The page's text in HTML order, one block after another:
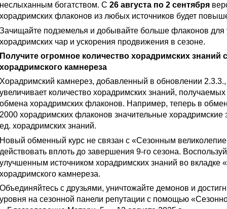
неслыханным богатством. С 26 августа по 2 сентября
хорадримских флаконов из любых источников будет
Зачищайте подземелья и добывайте больше флаконов для
хорадримских чар и ускорения продвижения в сезоне.
Получите огромное количество хорадримских
хорадримского камнереза
Хорадримский камнерез, добавленный в обновлении 2.3.3.,
увеличивает количество хорадримских знаний, получаемых
обмена хорадримских флаконов. Например, теперь в
2000 хорадримских флаконов значительные хорадримские
ед. хорадримских знаний.
Новый обменный курс не связан с «Сезонным
действовать вплоть до завершения 9-го сезона.
улучшенным источником хорадримских знаний во вкладке
хорадримского камнереза.
Объединяйтесь с друзьями, уничтожайте демонов и
уровня на сезонной панели репутации с помощью